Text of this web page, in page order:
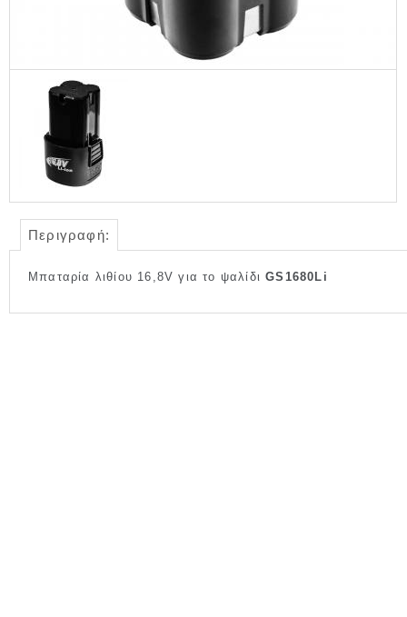
Περιγραφή:
Μπαταρία λιθίου 16,8V για το ψαλίδιGS1680Li